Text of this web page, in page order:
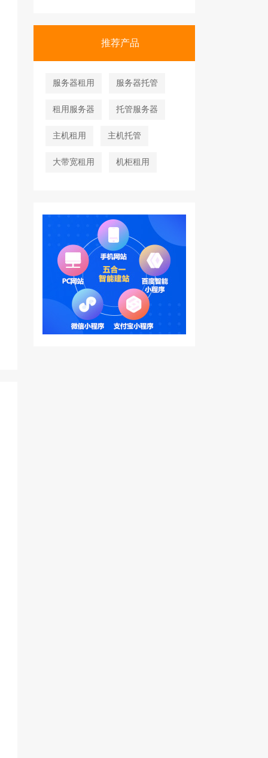
推荐产品
服务器租用 服务器托管
租用服务器 托管服务器
主机租用 主机托管
大带宽租用 机柜租用